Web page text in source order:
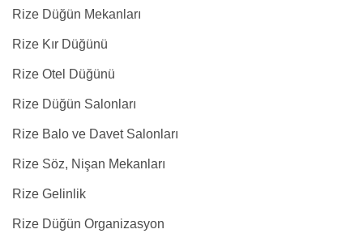
Rize Düğün Mekanları
Rize Kır Düğünü
Rize Otel Düğünü
Rize Düğün Salonları
Rize Balo ve Davet Salonları
Rize Söz, Nişan Mekanları
Rize Gelinlik
Rize Düğün Organizasyon